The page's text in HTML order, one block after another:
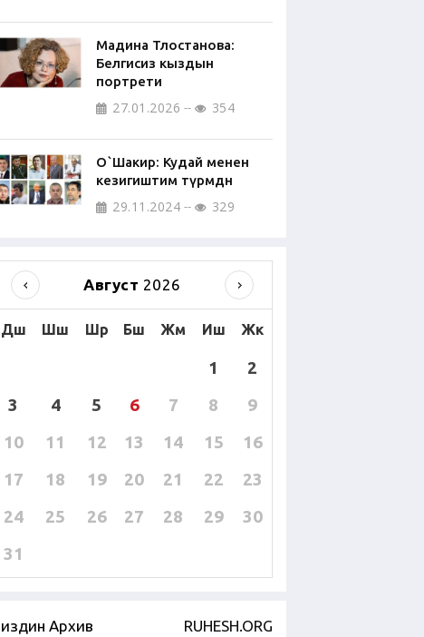
Мадина Тлостанова:
Белгисиз кыздын
портрети
27.01.2026 354
О`Шакир: Кудай менен
кезигиштим түрмөдөн
29.11.2024 329
Август 2026
Дш Шш Шр Бш Жм Иш Жк
1
2
3
4 5 6 7 8
9
10
11 12 13 14 15
16
17
18 19 20 21 22
23
24
25 26 27 28 29
30
31
Архив RUHESH.ORG